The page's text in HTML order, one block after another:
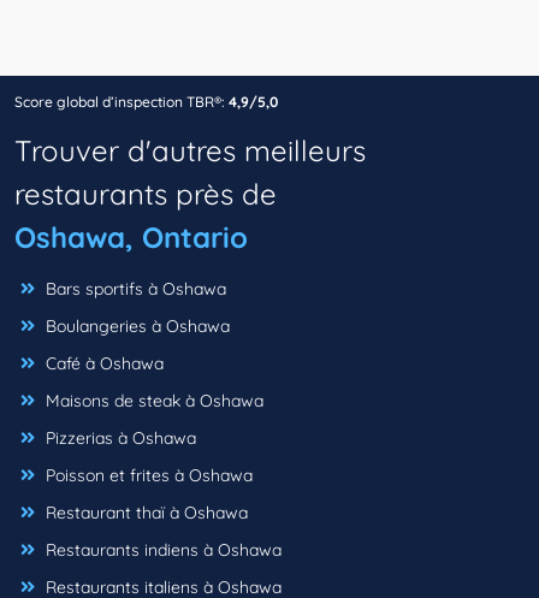
Score global d’inspection TBR®: 4,9/5,0
Trouver d'autres meilleurs
restaurants près de
Oshawa, Ontario
Bars sportifs à Oshawa
Boulangeries à Oshawa
Café à Oshawa
Maisons de steak à Oshawa
Pizzerias à Oshawa
Poisson et frites à Oshawa
Restaurant thaï à Oshawa
Restaurants indiens à Oshawa
Restaurants italiens à Oshawa